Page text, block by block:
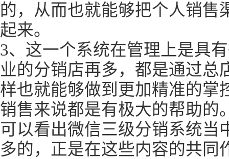
的，从而也就能够把个人销售
起来。
3、这一个系统在管理上是具
业的分销店再多，都是通过总
样也就能够做到更加精准的掌
销售来说都是有极大的帮助的
可以看出微信三级分销系统当
多的，正是在这些内容的共同